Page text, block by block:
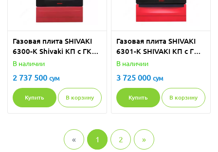
Газовая плитa SHIVAKI
6300-K Shivaki КП с ГК
Бордовый Мат
В наличии
2 737 500 сум
Купить В корзину
Газовая плитa SHIVAKI
6301-K SHIVAKI КП с ГК
Classic Бордо
В наличии
3 725 000 сум
Купить В корзину
« 1 2 »